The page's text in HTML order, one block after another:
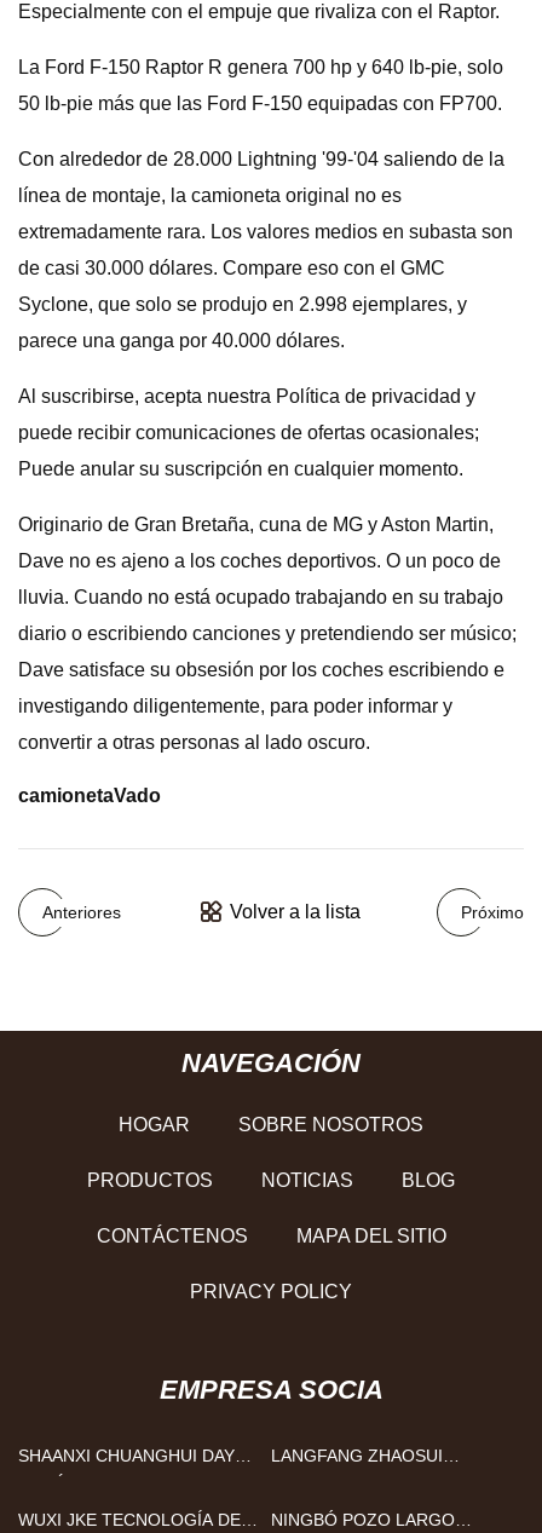
Especialmente con el empuje que rivaliza con el Raptor.
La Ford F-150 Raptor R genera 700 hp y 640 lb-pie, solo
50 lb-pie más que las Ford F-150 equipadas con FP700.
Con alrededor de 28.000 Lightning '99-'04 saliendo de la
línea de montaje, la camioneta original no es
extremadamente rara. Los valores medios en subasta son
de casi 30.000 dólares. Compare eso con el GMC
Syclone, que solo se produjo en 2.998 ejemplares, y
parece una ganga por 40.000 dólares.
Al suscribirse, acepta nuestra Política de privacidad y
puede recibir comunicaciones de ofertas ocasionales;
Puede anular su suscripción en cualquier momento.
Originario de Gran Bretaña, cuna de MG y Aston Martin,
Dave no es ajeno a los coches deportivos. O un poco de
lluvia. Cuando no está ocupado trabajando en su trabajo
diario o escribiendo canciones y pretendiendo ser músico;
Dave satisface su obsesión por los coches escribiendo e
investigando diligentemente, para poder informar y
convertir a otras personas al lado oscuro.
camionetaVado
Anteriores Volver a la lista Próximo
NAVEGACIÓN
HOGAR SOBRE NOSOTROS
PRODUCTOS NOTICIAS BLOG
CONTÁCTENOS MAPA DEL SITIO
PRIVACY POLICY
EMPRESA SOCIA
SHAANXI CHUANGHUI DAYE
CO., LIMITADO.
LANGFANG ZHAOSUI
CO., LIMITADO.
WUXI JKE TECNOLOGÍA DE NINGBÓ POZO LARGO